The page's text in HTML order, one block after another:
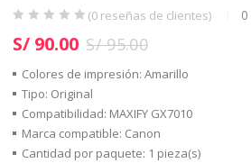
(0 reseñas de clientes) 0
S/ 90.00 S/95.00
Colores de impresión: Amarillo
Tipo: Original
Compatibilidad: MAXIFY GX7010
Marca compatible: Canon
Cantidad por paquete: 1 pieza(s)